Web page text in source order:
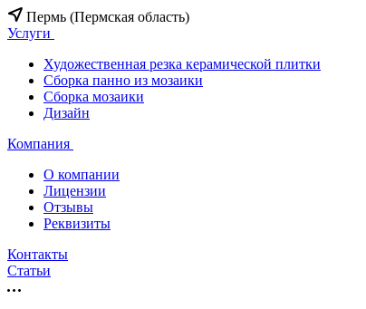
Пермь (Пермская область)
Услуги
Художественная резка керамической плитки
Сборка панно из мозаики
Сборка мозаики
Дизайн
Компания
О компании
Лицензии
Отзывы
Реквизиты
Контакты
Статьи